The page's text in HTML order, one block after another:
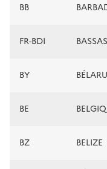
BB
FR-BDI
BY
BE
BZ BELIZE